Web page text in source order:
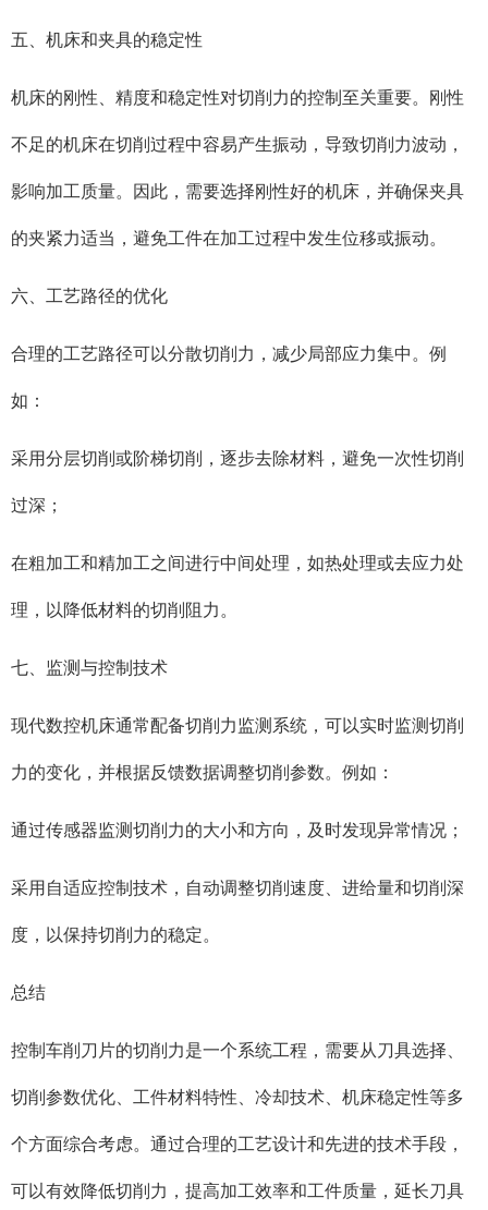
五、机床和夹具的稳定性
机床的刚性、精度和稳定性对切削力的控制至关重要。刚性
不足的机床在切削过程中容易产生振动，导致切削力波动，
影响加工质量。因此，需要选择刚性好的机床，并确保夹具
的夹紧力适当，避免工件在加工过程中发生位移或振动。
六、工艺路径的优化
合理的工艺路径可以分散切削力，减少局部应力集中。例
如：
采用分层切削或阶梯切削，逐步去除材料，避免一次性切削
过深；
在粗加工和精加工之间进行中间处理，如热处理或去应力处
理，以降低材料的切削阻力。
七、监测与控制技术
现代数控机床通常配备切削力监测系统，可以实时监测切削
力的变化，并根据反馈数据调整切削参数。例如：
通过传感器监测切削力的大小和方向，及时发现异常情况；
采用自适应控制技术，自动调整切削速度、进给量和切削深
度，以保持切削力的稳定。
总结
控制车削刀片的切削力是一个系统工程，需要从刀具选择、
切削参数优化、工件材料特性、冷却技术、机床稳定性等多
个方面综合考虑。通过合理的工艺设计和先进的技术手段，
可以有效降低切削力，提高加工效率和工件质量，延长刀具